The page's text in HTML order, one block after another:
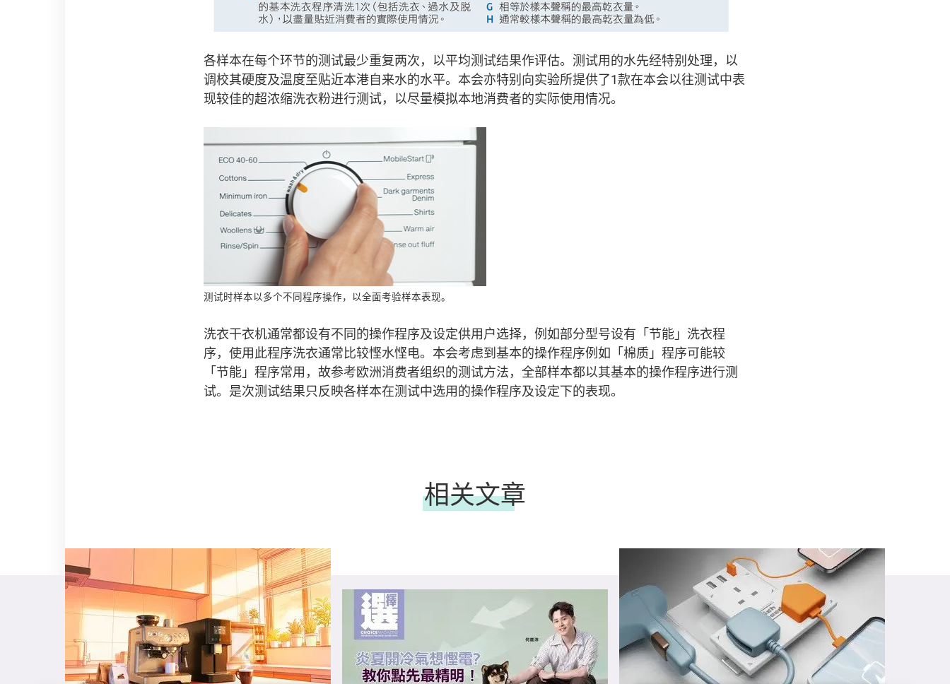
各样本在每个环节的测试最少重复两次，以平均测试结果作评估。测试用的水先经特别处理，以
调校其硬度及温度至贴近本港自来水的水平。本会亦特别向实验所提供了1款在本会以往测试中表
现较佳的超浓缩洗衣粉进行测试，以尽量模拟本地消费者的实际使用情况。
测试时样本以多个不同程序操作，以全面考验样本表现。
洗衣干衣机通常都设有不同的操作程序及设定供用户选择，例如部分型号设有「节能」洗衣程
序，使用此程序洗衣通常比较悭水悭电。本会考虑到基本的操作程序例如「棉质」程序可能较
「节能」程序常用，故参考欧洲消费者组织的测试方法，全部样本都以其基本的操作程序进行测
试。是次测试结果只反映各样本在测试中选用的操作程序及设定下的表现。
相关文章